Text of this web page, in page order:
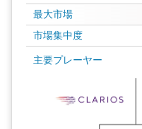
最大市場
市場集中度
主要プレーヤー
画像 © Mordor Intelligence。